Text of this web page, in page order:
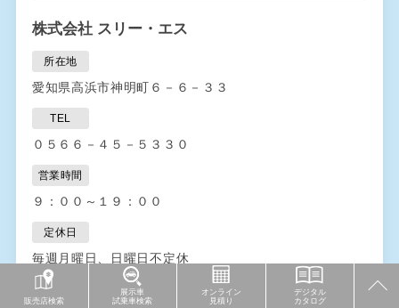
株式会社 スリー・エス
所在地
愛知県高浜市神明町６－６－３３
TEL
０５６６－４５－５３３０
営業時間
９：００～１９：００
定休日
毎週月曜日、日曜日不定休
販売店検索
展示車
試乗車検索
オンライン
見積り
デジタル
カタログ